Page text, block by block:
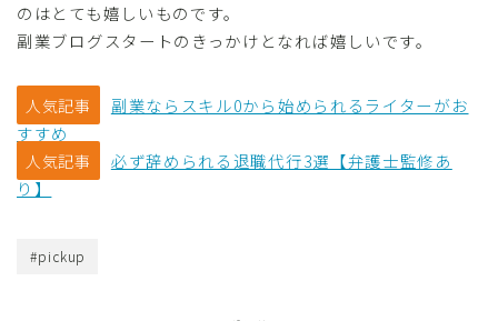
のはとても嬉しいものです。
副業ブログスタートのきっかけとなれば嬉しいです。
人気記事
副業ならスキル0から始められるライターがお
すすめ
人気記事
必ず辞められる退職代行3選【弁護士監修あ
り】
#pickup